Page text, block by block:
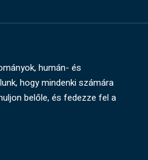
humán- és
hogy mindenki számára
belőle, és fedezze fel a